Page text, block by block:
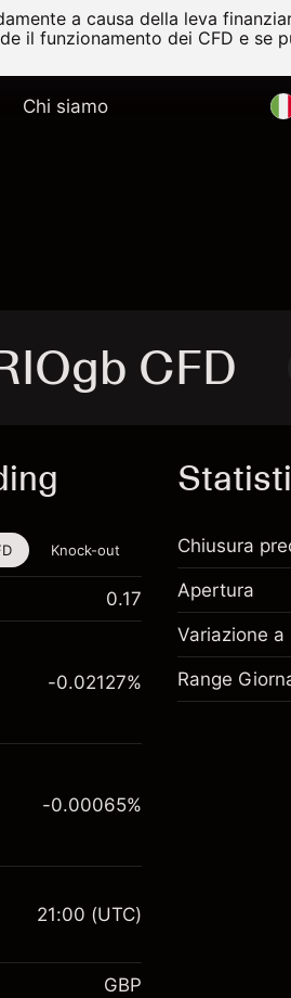
a causa della leva
il funzionamento dei CFD e se
Chi siamo
CFD
disponibile per
Knock-out
0.17
£1,000.00
-0.021271
-0.02127%
-0.00065%
21:00 (UTC)
GBP
Chiusura
Apertura
Variazione a
Range